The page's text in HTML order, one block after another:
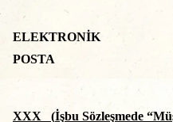
ELEKTRONİK
POSTA
XXX (İşbu Sözleşmede